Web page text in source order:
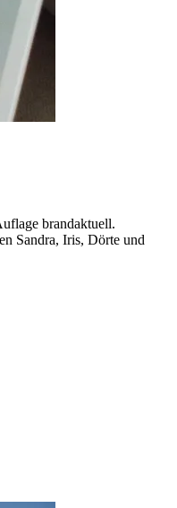
brandaktuell.
Sandra, Iris, Dörte und